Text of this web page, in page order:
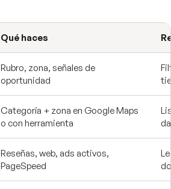
Qué haces
Rubro, zona, señales de
oportunidad
Categoría + zona en Google Maps
o con herramienta
Reseñas, web, ads activos,
PageSpeed